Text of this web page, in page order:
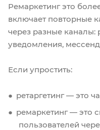
Ремаркетинг это
включает повторные
через разные каналы:
уведомления,
Если упростить:
ретаргетинг — это
ремаркетинг — это
пользователей